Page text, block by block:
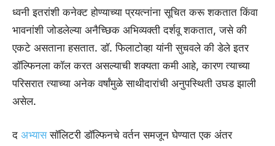
ध्वनी इतरांशी कनेक्ट होण्याच्या प्रयत्नांना सूचित करू शकतात किंवा
भावनांशी जोडलेल्या अनैच्छिक अभिव्यक्ती दर्शवू शकतात, जसे की
एकटे असताना हसतात. डॉ. फिलाटोव्हा यांनी सुचवले की डेले इतर
डॉल्फिनला कॉल करत असल्याची शक्यता कमी आहे, कारण त्याच्या
परिसरात त्याच्या अनेक वर्षांमुळे साथीदारांची अनुपस्थिती उघड झाली
असेल.
द अभ्याससॉलिटरी डॉल्फिनचे वर्तन समजून घेण्यात एक अंतर